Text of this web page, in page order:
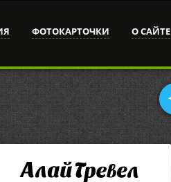
ФОТОКАРТОЧКИ О САЙТЕ